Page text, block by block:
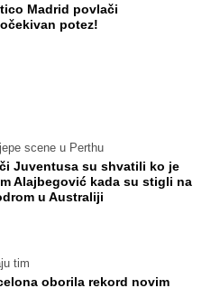
Madrid povlači
potez!
scene u Perthu
Juventusa su shvatili ko je
Alajbegović kada su stigli na
u Australiji
tim
oborila rekord novim